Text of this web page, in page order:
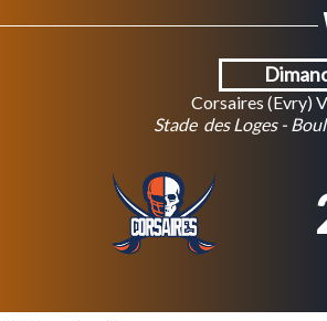
Corsaires (Evry)
Stade des Loges -